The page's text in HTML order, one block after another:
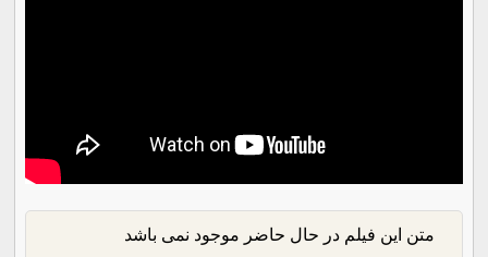
متن این فیلم در حال حاضر موجود نمی باشد